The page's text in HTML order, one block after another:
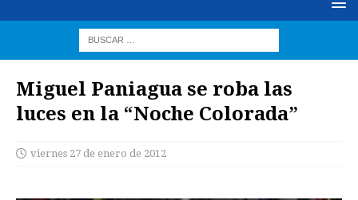
Miguel Paniagua se roba las
luces en la “Noche Colorada”
viernes 27 de enero de 2012